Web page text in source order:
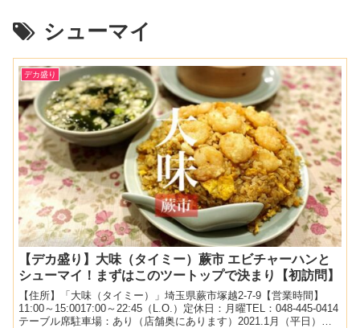
シューマイ
デカ盛り
【デカ盛り】大味（タイミー）蕨市 エビチャーハンと
シューマイ！まずはこのツートップで決まり【初訪問】
【住所】「大味（タイミー）」埼玉県蕨市塚越2-7-9【営業時間】
11:00～15:0017:00～22:45（L.O.）定休日：月曜TEL：048-445-0414
テーブル席駐車場：あり（店舗奥にあります）2021.1月（平日）：